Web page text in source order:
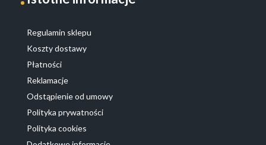
Regulamin sklepu
Koszty dostawy
Płatności
Reklamacje
Odstąpienie od umowy
Polityka prywatności
Polityka cookies